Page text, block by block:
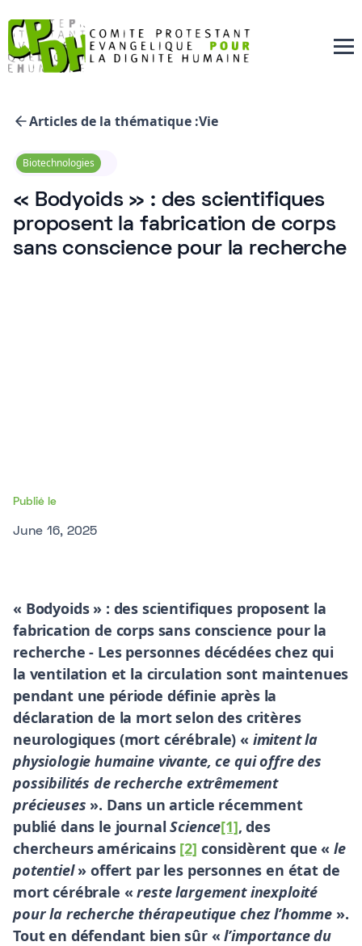
Articles de la thématique :Vie
Biotechnologies
« Bodyoids » : des scientifiques
proposent la fabrication de corps
sans conscience pour la recherche
Publié le
June 16, 2025
« Bodyoids » : des scientifiques proposent la
fabrication de corps sans conscience pour la
recherche - Les personnes décédées chez qui
la ventilation et la circulation sont maintenues
pendant une période définie après la
déclaration de la mort selon des critères
neurologiques (mort cérébrale) « imitent la
physiologie humaine vivante, ce qui offre des
possibilités de recherche extrêmement
précieuses ». Dans un article récemment
publié dans le journalScience[1], des
chercheurs américains [2] considèrent que « le
potentiel» offert par les personnes en état de
mort cérébrale «reste largement inexploité
pour la recherche thérapeutique chez l’homme».
Tout en défendant bien sûr «l’importance du